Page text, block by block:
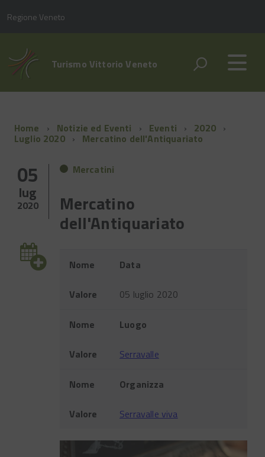
Regione Veneto
Turismo Vittorio Veneto
Home Notizie ed Eventi Eventi 2020
Luglio 2020 Mercatino dell'Antiquariato
05
lug
2020
Mercatini
Mercatino
dell'Antiquariato
Evento
Nome Data
Valore 05 luglio 2020
Nome Luogo
Valore Serravalle
Nome Organizza
Valore Serravalle viva